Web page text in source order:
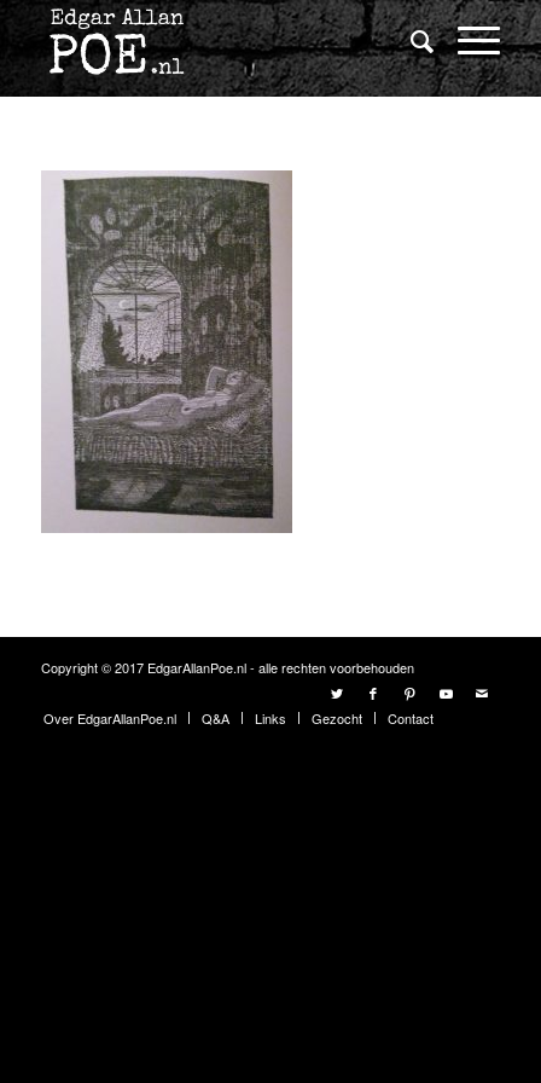
Copyright © 2017 EdgarAllanPoe.nl - alle rechten voorbehouden
Over EdgarAllanPoe.nl Q&A Links Gezocht Contact